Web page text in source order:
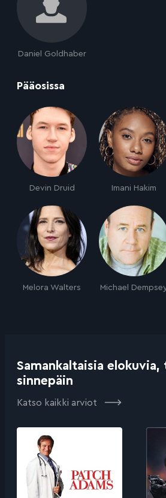
Daniel Goldhaber
Pääosissa
Devin Druid Imani Hakim
Melora Walters Michael
Samankaltaisia
sinnepäin
Katso kaikki arviot